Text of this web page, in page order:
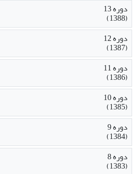
دوره 13
(1388)
دوره 12
(1387)
دوره 11
(1386)
دوره 10
(1385)
دوره 9
(1384)
دوره 8
(1383)